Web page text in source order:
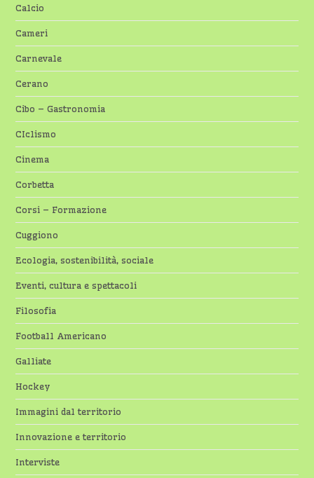
Calcio
Cameri
Carnevale
Cerano
Cibo – Gastronomia
CIclismo
Cinema
Corbetta
Corsi – Formazione
Cuggiono
Ecologia, sostenibilità, sociale
Eventi, cultura e spettacoli
Filosofia
Football Americano
Galliate
Hockey
Immagini dal territorio
Innovazione e territorio
Interviste